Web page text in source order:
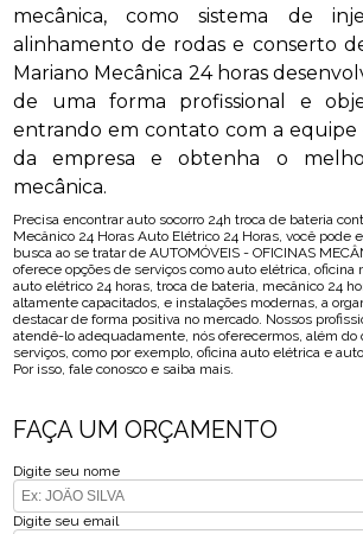
mecânica, como sistema de
alinhamento de rodas e conserto
Mariano Mecânica 24 horas
de uma forma profissional e
entrando em contato com a
da empresa e obtenha o
mecânica.
Precisa encontrar auto socorro 24h troca de bateria
Mecânico 24 Horas Auto Elétrico 24 Horas, você pode
busca ao se tratar de AUTOMÓVEIS - OFICINAS
oferece opções de serviços como auto elétrica, oficina
auto elétrico 24 horas, troca de bateria, mecânico 24
altamente capacitados, e instalações modernas, a
destacar de forma positiva no mercado. Nossos
atendê-lo adequadamente, nós oferecermos, além do
serviços, como por exemplo, oficina auto elétrica e
Por isso, fale conosco e saiba mais.
FAÇA UM ORÇAMENTO
Digite seu nome
Digite seu email